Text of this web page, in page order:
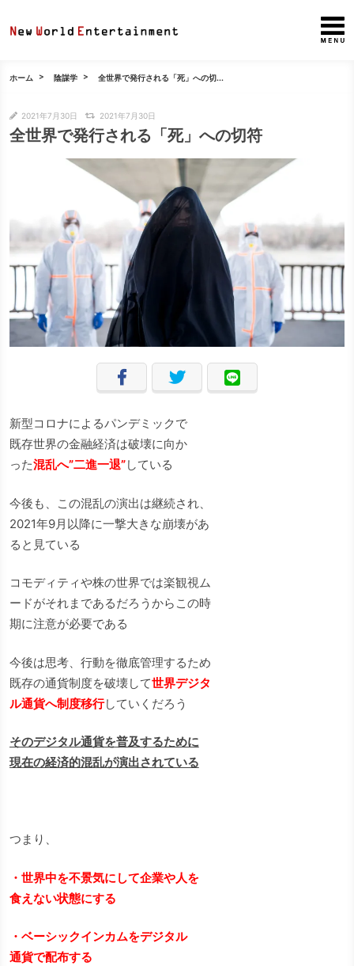
ホーム 陰謀学 全世界で発行される「死」への切...
2021年7月30日 2021年7月30日
全世界で発行される「死」への切符
新型コロナによるパンデミックで
既存世界の金融経済は破壊に向か
った混乱へ”二進一退”している
今後も、この混乱の演出は継続され、
2021年9月以降に一撃大きな崩壊があ
ると見ている
コモディティや株の世界では楽観視ム
ードがそれまであるだろうからこの時
期に注意が必要である
今後は思考、行動を徹底管理するため
既存の通貨制度を破壊して世界デジタ
ル通貨へ制度移行していくだろう
そのデジタル通貨を普及するために
現在の経済的混乱が演出されている
つまり、
・世界中を不景気にして企業や人を
食えない状態にする
・ベーシックインカムをデジタル
通貨で配布する